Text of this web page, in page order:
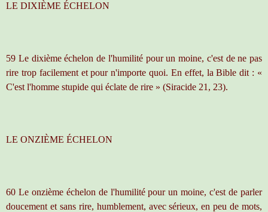
LE DIXIÈME ÉCHELON
59 Le dixième échelon de l'humilité pour un moine, c'est de ne pas
rire trop facilement et pour n'importe quoi. En effet, la Bible dit : «
C'est l'homme stupide qui éclate de rire » (Siracide 21, 23).
LE ONZIÈME ÉCHELON
60 Le onzième échelon de l'humilité pour un moine, c'est de parler
doucement et sans rire, humblement, avec sérieux, en peu de mots,